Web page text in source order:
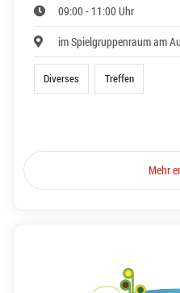
09:00 - 11:00 Uhr
im Spielgruppenraum am
Diverses Treffen
Mehr